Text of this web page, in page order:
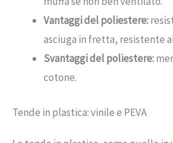
Vantaggi del poliestere:
asciuga in fretta, resistente
Svantaggi del poliestere:
cotone.
Tende in plastica: vinile e PEVA